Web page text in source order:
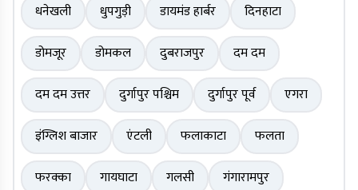
धनेखली
धुपगुड़ी डायमंड हार्बर
दिनहाटा
डोमजूर
डोमकल दुबराजपुर
दम दम
दम दम उत्तर
दुर्गापुर पश्चिम दुर्गापुर पूर्व
एगरा
इंग्लिश बाजार
एंटली फलाकाटा
फलता
फरक्का
गायघाटा गलसी
गंगारामपुर